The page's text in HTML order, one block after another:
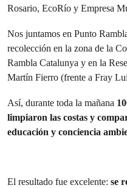
Rosario, EcoRío y Empresa
Nos juntamos en Punto
recolección en la zona de la
Rambla Catalunya y en la
Martín Fierro (frente a Fray
Así, durante toda la mañana
limpiaron las costas y
educación y conciencia
El resultado fue excelente: se